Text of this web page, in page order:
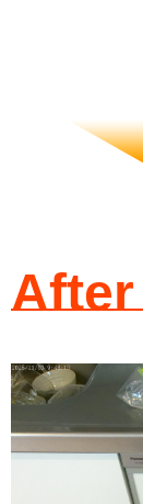
After